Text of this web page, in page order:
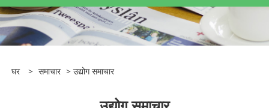
घर > समाचार > उद्योग समाचार